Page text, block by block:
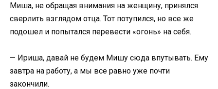
Миша, не обращая внимания на женщину, принялся
сверлить взглядом отца. Тот потупился, но все же
подошел и попытался перевести «огонь» на себя.
— Ириша, давай не будем Мишу сюда впутывать. Ему
завтра на работу, а мы все равно уже почти
закончили.